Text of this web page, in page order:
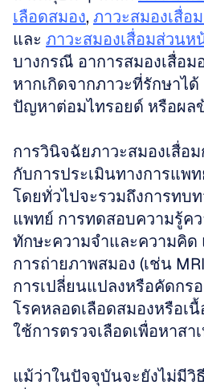
เลือดสมอง, ภาวะสมองเสื่อ
และ ภาวะสมองเสื่อมส่วน
บางกรณี อาการสมองเสื่อม
หากเกิดจากภาวะที่รักษาไ
ปัญหาต่อมไทรอยด์ หรือผล
การวินิจฉัยภาวะสมองเสื่อ
กับการประเมินทางการแพ
โดยทั่วไปจะรวมถึงการทบ
แพทย์ การทดสอบความรู้คว
ทักษะความจำและความคิด
การถ่ายภาพสมอง (เช่น
การเปลี่ยนแปลงหรือคัดกร
โรคหลอดเลือดสมองหรือเ
ใช้การตรวจเลือดเพื่อหาสา
แม้ว่าในปัจจุบันจะยังไม่มีวิ